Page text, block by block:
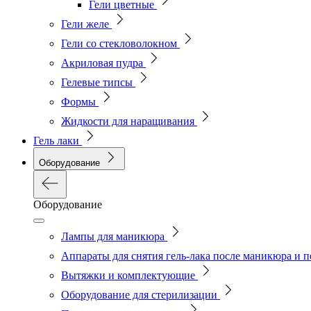
Гели цветные
Гели желе
Гели со стекловолокном
Акриловая пудра
Гелевые типсы
Формы
Жидкости для наращивания
Гель лаки
Оборудование
Оборудование
Лампы для маникюра
Аппараты для снятия гель-лака после маникюра и
Вытяжки и комплектующие
Оборудование для стерилизации